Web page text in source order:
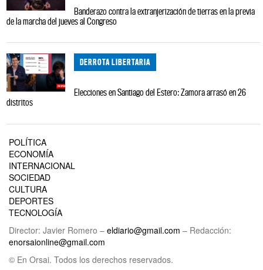
Banderazo contra la extranjerización de tierras en la previa
de la marcha del jueves al Congreso
DERROTA LIBERTARIA
Elecciones en Santiago del Estero: Zamora arrasó en 26
distritos
POLÍTICA
ECONOMÍA
INTERNACIONAL
SOCIEDAD
CULTURA
DEPORTES
TECNOLOGÍA
Director: Javier Romero – eldiario@gmail.com – Redacción:
enorsaionline@gmail.com
© En Orsai. Todos los derechos reservados.